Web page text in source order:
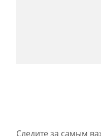
Следите за самым